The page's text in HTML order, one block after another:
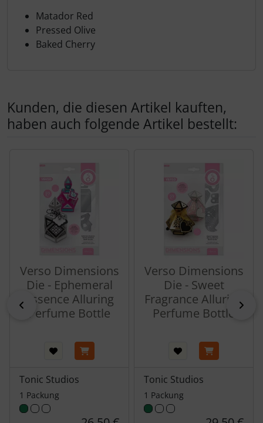
Matador Red
Pressed Olive
Baked Cherry
Kunden, die diesen Artikel kauften,
haben auch folgende Artikel bestellt:
zurück
Verso Dimensions
Die - Ephemeral
Essence Alluring
Perfume Bottle
Tonic Studios
1 Packung
Verso Dimensions
Die - Sweet
Fragrance Alluring
Perfume Bottle
Tonic Studios
1 Packung